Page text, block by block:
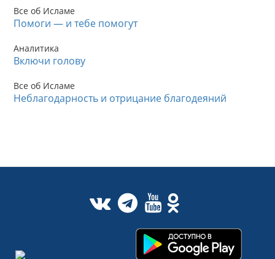
Все об Исламе
Помоги — и тебе помогут
Аналитика
Включи голову
Все об Исламе
Неблагодарность и отрицание благодеяний